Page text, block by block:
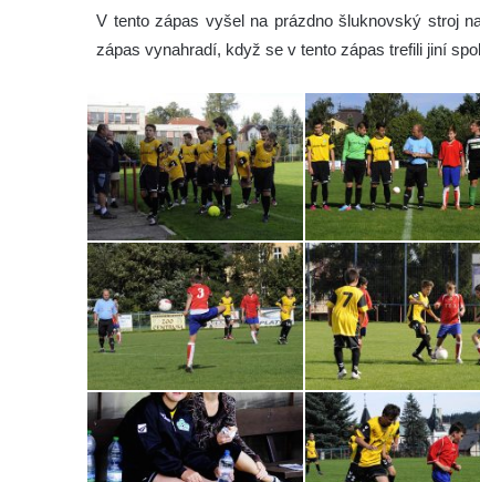
V tento zápas vyšel na prázdno šluknovský stroj
zápas vynahradí, když se v tento zápas trefili jiní